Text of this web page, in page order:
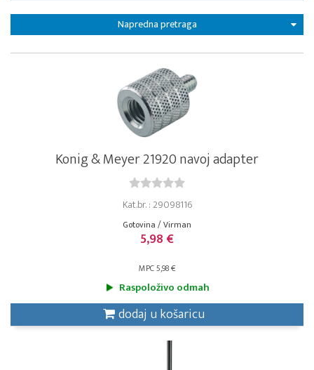
Napredna pretraga
Konig & Meyer 21920 navoj adapter
Kat.br. : 29098116
Gotovina / Virman
5,98 €
MPC 5,98 €
Raspoloživo odmah
dodaj u košaricu